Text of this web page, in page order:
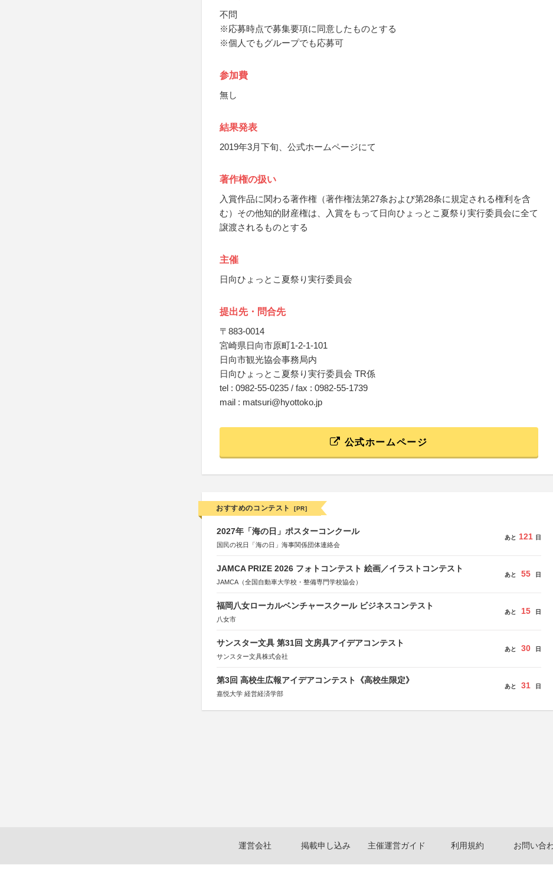
不問
※応募時点で募集要項に同意したものとする
※個人でもグループでも応募可
参加費
無し
結果発表
2019年3月下旬、公式ホームページにて
著作権の扱い
入賞作品に関わる著作権（著作権法第27条および第28条に規定される権利を含
む）その他知的財産権は、入賞をもって日向ひょっとこ夏祭り実行委員会に全て
譲渡されるものとする
主催
日向ひょっとこ夏祭り実行委員会
提出先・問合先
〒883-0014
宮崎県日向市原町1-2-1-101
日向市観光協会事務局内
日向ひょっとこ夏祭り実行委員会 TR係
tel : 0982-55-0235 / fax : 0982-55-1739
mail : matsuri@hyottoko.jp
公式ホームページ
おすすめのコンテスト [PR]
2027年「海の日」ポスターコンクール
国民の祝日「海の日」海事関係団体連絡会
あと 121 日
JAMCA PRIZE 2026 フォトコンテスト 絵画／イラストコンテスト
JAMCA（全国自動車大学校・整備専門学校協会）
あと 55 日
福岡八女ローカルベンチャースクール ビジネスコンテスト
八女市
あと 15 日
サンスター文具 第31回 文房具アイデアコンテスト
サンスター文具株式会社
あと 30 日
第3回 高校生広報アイデアコンテスト《高校生限定》
嘉悦大学 経営経済学部
あと 31 日
運営会社 掲載申し込み 主催運営ガイド 利用規約 お問い合